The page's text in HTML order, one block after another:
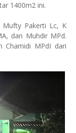
1400m2 ini.
Mufty Pakerti Lc, K
dan Muhdir MPd.
Chamidi MPdI dari